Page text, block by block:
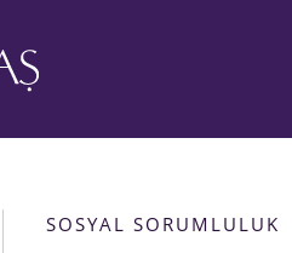
SOSYAL SORUMLULUK